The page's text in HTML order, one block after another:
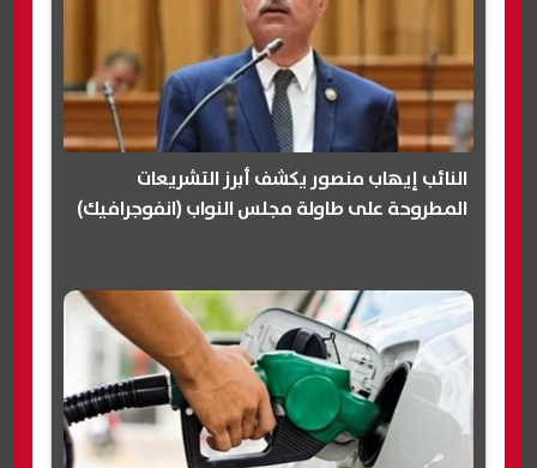
النائب إيهاب منصور يكشف أبرز التشريعات
المطروحة على طاولة مجلس النواب (انفوجرافيك)